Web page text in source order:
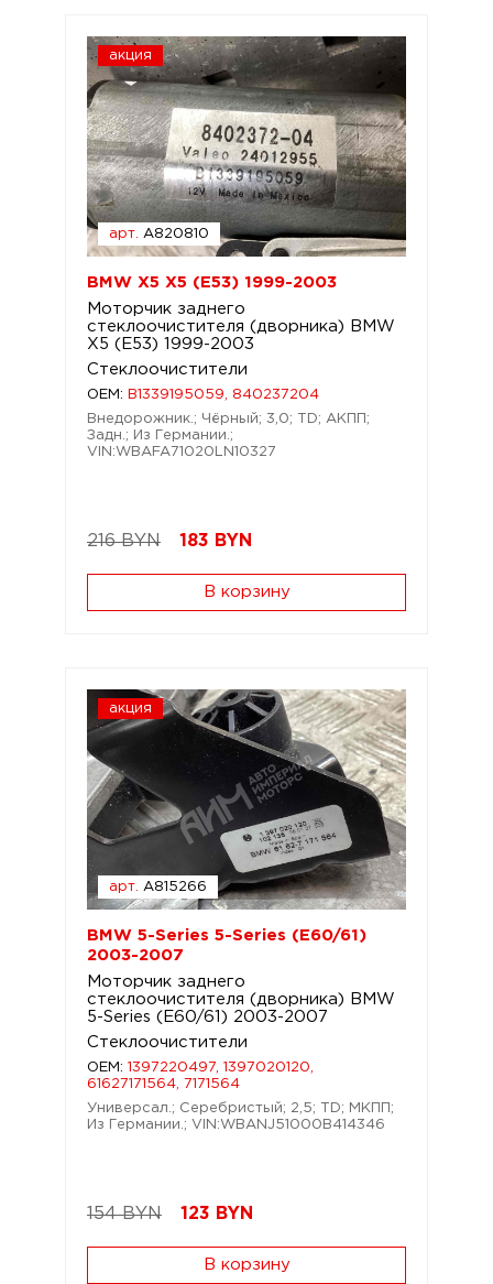
акция
арт. A820810
BMW X5 X5 (E53) 1999-2003
Моторчик заднего
стеклоочистителя (дворника) BMW
X5 (E53) 1999-2003
Стеклоочистители
OEM:
B1339195059, 840237204
Внедорожник.; Чёрный; 3,0; TD; АКПП;
Задн.; Из Германии.;
VIN:WBAFA71020LN10327
216 BYN 183 BYN
В корзину
акция
арт. A815266
BMW 5-Series 5-Series (E60/61)
2003-2007
Моторчик заднего
стеклоочистителя (дворника) BMW
5-Series (E60/61) 2003-2007
Стеклоочистители
OEM: 1397220497, 1397020120,
61627171564, 7171564
Универсал.; Серебристый; 2,5; TD; МКПП;
Из Германии.; VIN:WBANJ51000B414346
154 BYN 123 BYN
В корзину